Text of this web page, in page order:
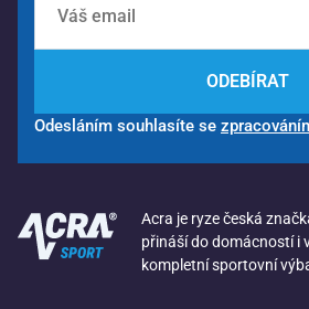
ODEBÍRAT
Odesláním souhlasíte se
Acra je ryze česká
přináší do domácností i
kompletní sportovní